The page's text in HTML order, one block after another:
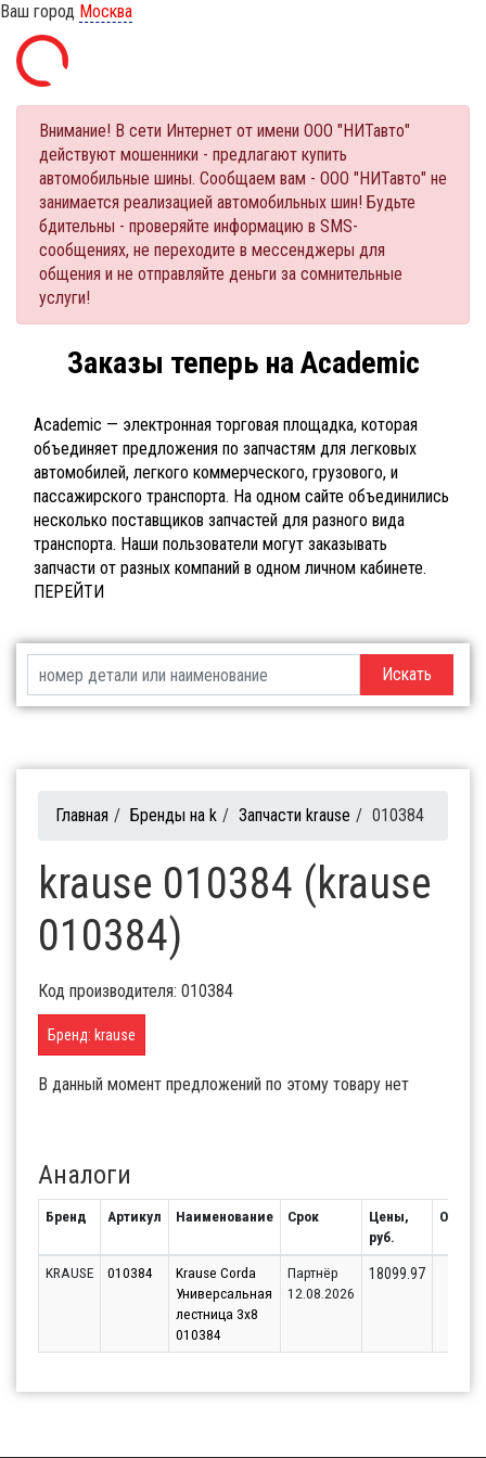
Ваш город Москва
Внимание! В сети Интернет от имени ООО "НИТавто"
действуют мошенники - предлагают купить
автомобильные шины. Сообщаем вам - ООО "НИТавто" не
занимается реализацией автомобильных шин! Будьте
бдительны - проверяйте информацию в SMS-
сообщениях, не переходите в мессенджеры для
общения и не отправляйте деньги за сомнительные
услуги!
Заказы теперь на Academic
Academic — электронная торговая площадка, которая
объединяет предложения по запчастям для легковых
автомобилей, легкого коммерческого, грузового, и
пассажирского транспорта. На одном сайте объединились
несколько поставщиков запчастей для разного вида
транспорта. Наши пользователи могут заказывать
запчасти от разных компаний в одном личном кабинете.
ПЕРЕЙТИ
Искать
Главная / Бренды на k / Запчасти krause / 010384
krause 010384 (krause
010384)
Код производителя: 010384
Бренд: krause
В данный момент предложений по этому товару нет
Аналоги
Бренд Артикул Наименование Срок
Цены,
руб.
KRAUSE 010384
Krause Corda
Универсальная
лестница 3x8
010384
Партнёр
12.08.2026
18099.97